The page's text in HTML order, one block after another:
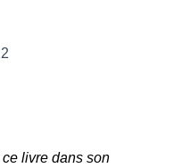
livre dans son